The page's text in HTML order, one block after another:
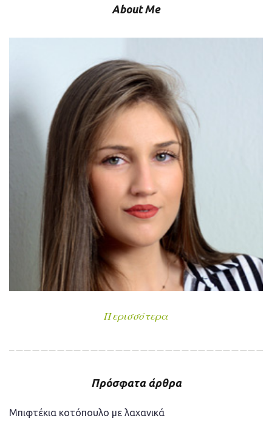
About Me
Περισσότερα
Πρόσφατα άρθρα
Μπιφτέκια κοτόπουλο με λαχανικά